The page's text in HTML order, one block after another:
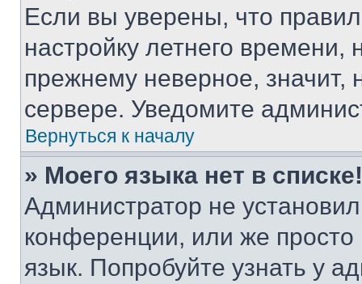
Если вы уверены, что
настройку летнего
прежнему неверное, значит,
сервере. Уведомите
Вернуться к началу
» Моего языка нет в списке!
Администратор не
конференции, или же
язык. Попробуйте узнать у